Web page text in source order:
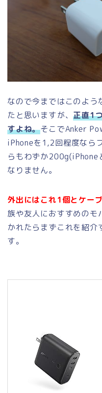
なので今まではこのよう
たと思いますが、正直1
すよね。そこでAnker
iPhoneを1,2回程度なら
らもわずか200g(iPhone
なりません。
外出にはこれ1個とケー
族や友人におすすめのモ
かれたらまずこれを紹介
す。